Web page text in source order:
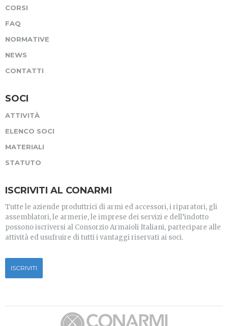
CORSI
FAQ
NORMATIVE
NEWS
CONTATTI
SOCI
ATTIVITÀ
ELENCO SOCI
MATERIALI
STATUTO
ISCRIVITI AL CONARMI
Tutte le aziende produttrici di armi ed accessori, i riparatori, gli
assemblatori, le armerie, le imprese dei servizi e dell’indotto
possono iscriversi al Consorzio Armaioli Italiani, partecipare alle
attività ed usufruire di tutti i vantaggi riservati ai soci.
ISCRIVITI